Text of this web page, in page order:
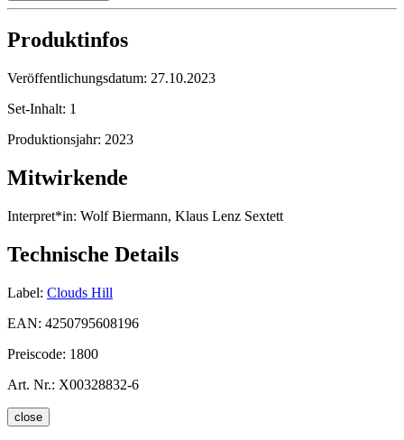
Produktinfos
Veröffentlichungsdatum: 27.10.2023
Set-Inhalt: 1
Produktionsjahr: 2023
Mitwirkende
Interpret*in: Wolf Biermann, Klaus Lenz Sextett
Technische Details
Label: Clouds Hill
EAN: 4250795608196
Preiscode: 1800
Art. Nr.: X00328832-6
close